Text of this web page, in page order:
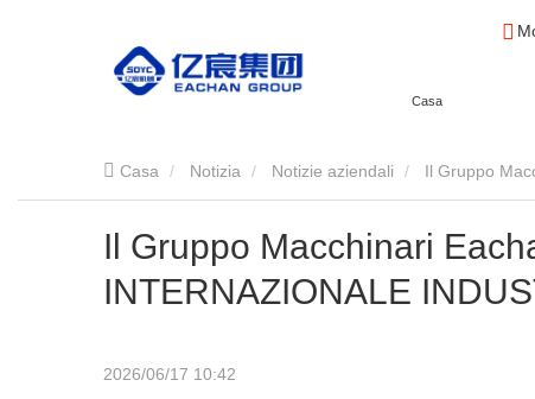
Casa
Casa Notizia Notizie aziendali Il Gruppo
Il Gruppo Macchinari
INTERNAZIONALE
2026/06/17 10:42